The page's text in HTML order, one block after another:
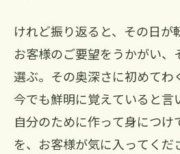
けれど振り返ると、その日が
お客様のご要望をうかがい、
選ぶ。その奥深さに初めてわ
今でも鮮明に覚えていると言
自分のために作って身につけ
を、お客様が気に入ってくだ